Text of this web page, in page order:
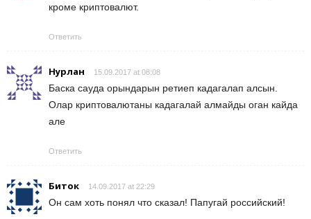
кроме криптовалют.
Ответить
Нурлан 15.09.2017 at 08:08
Баска сауда орындарын ретиеп кадагалап алсын.
Олар криптовалютаны кадагалай алмайды оган кайда
але
Ответить
Биток 14.09.2017 at 22:29
Он сам хоть понял что сказал! Папугай российский!